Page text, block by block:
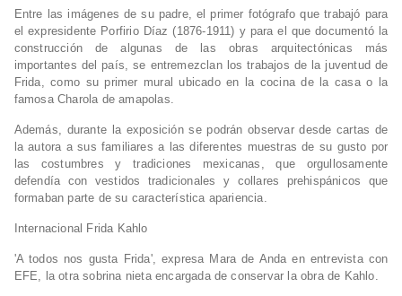
Entre las imágenes de su padre, el primer fotógrafo que trabajó para
el expresidente Porfirio Díaz (1876-1911) y para el que documentó la
construcción de algunas de las obras arquitectónicas más
importantes del país, se entremezclan los trabajos de la juventud de
Frida, como su primer mural ubicado en la cocina de la casa o la
famosa Charola de amapolas.
Además, durante la exposición se podrán observar desde cartas de
la autora a sus familiares a las diferentes muestras de su gusto por
las costumbres y tradiciones mexicanas, que orgullosamente
defendía con vestidos tradicionales y collares prehispánicos que
formaban parte de su característica apariencia.
Internacional Frida Kahlo
'A todos nos gusta Frida', expresa Mara de Anda en entrevista con
EFE, la otra sobrina nieta encargada de conservar la obra de Kahlo.